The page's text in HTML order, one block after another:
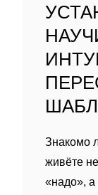
Знакомо
живёте
«надо», а